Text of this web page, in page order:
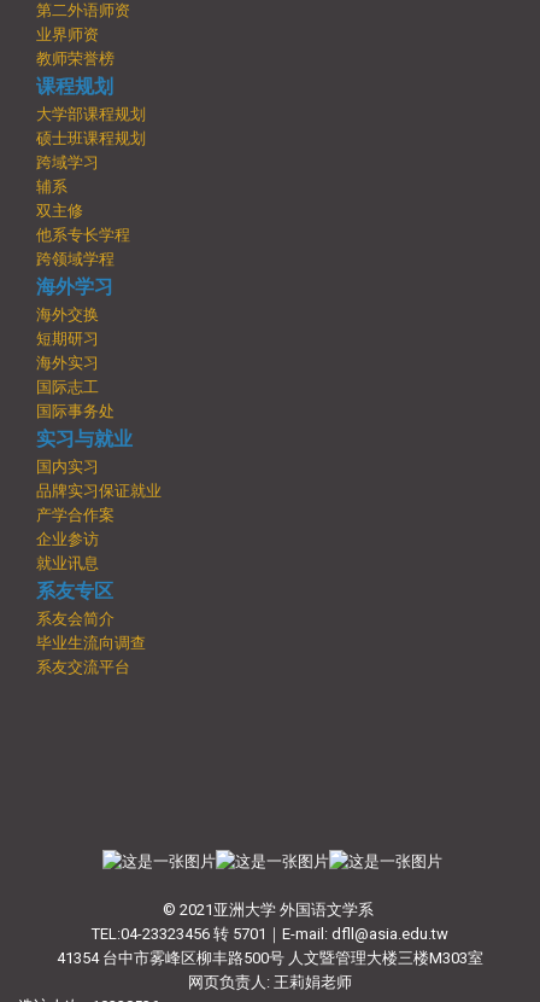
第二外语师资
业界师资
教师荣誉榜
课程规划
大学部课程规划
硕士班课程规划
跨域学习
辅系
双主修
他系专长学程
跨领域学程
海外学习
海外交换
短期研习
海外实习
国际志工
国际事务处
实习与就业
国内实习
品牌实习保证就业
产学合作案
企业参访
就业讯息
系友专区
系友会简介
毕业生流向调查
系友交流平台
© 2021亚洲大学 外国语文学系
TEL:04-23323456 转 5701｜E-mail: dfll@asia.edu.tw
41354 台中市雾峰区柳丰路500号 人文暨管理大楼三楼M303室
网页负责人: 王莉娟老师